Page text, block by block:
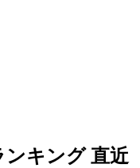
ンキング 直近